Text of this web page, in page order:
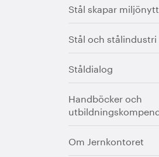
Stål skapar
Stål och stålindustri
Ståldialog
Handböcker och
Om Jernkontoret